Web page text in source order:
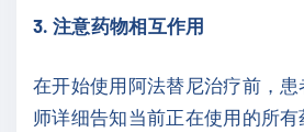
3. 注意药物相互作用
在开始使用阿法替尼治疗前，
师详细告知当前正在使用的所